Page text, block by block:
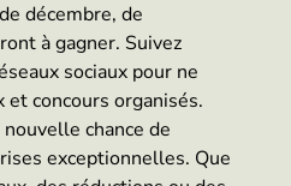
décembre, de
à gagner. Suivez
sociaux pour ne
concours organisés.
chance de
exceptionnelles. Que